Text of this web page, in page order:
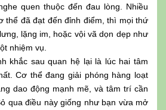
quen thuộc đến đau lòng. Nhiều
thể đã đạt đến đỉnh điểm, thì mọi thứ
lặng im, hoặc vội vã dọn dẹp như
nhiệm vụ.
khắc sau quan hệ lại là lúc hai tâm
Cơ thể đang giải phóng hàng loạt
dao động mạnh mẽ, và tâm trí cần
qua điều này giống như bạn vừa mở